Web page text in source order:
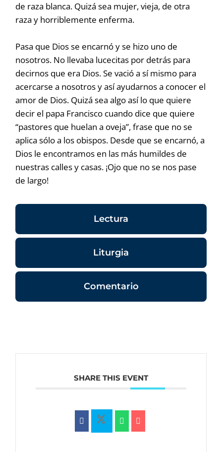
de raza blanca. Quizá sea mujer, vieja, de otra
raza y horriblemente enferma.
Pasa que Dios se encarnó y se hizo uno de
nosotros. No llevaba lucecitas por detrás para
decirnos que era Dios. Se vació a sí mismo para
acercarse a nosotros y así ayudarnos a conocer el
amor de Dios. Quizá sea algo así lo que quiere
decir el papa Francisco cuando dice que quiere
“pastores que huelan a oveja”, frase que no se
aplica sólo a los obispos. Desde que se encarnó, a
Dios le encontramos en las más humildes de
nuestras calles y casas. ¡Ojo que no se nos pase
de largo!
Lectura
Liturgia
Comentario
SHARE THIS EVENT